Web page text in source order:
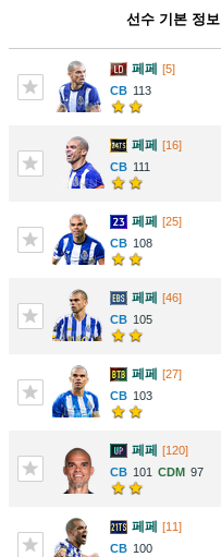
선수 기본 정보
페페
[5]
113
페페
[16]
111
페페
[25]
108
페페
[46]
105
페페
[27]
103
페페
[120]
101
97
페페
[11]
100